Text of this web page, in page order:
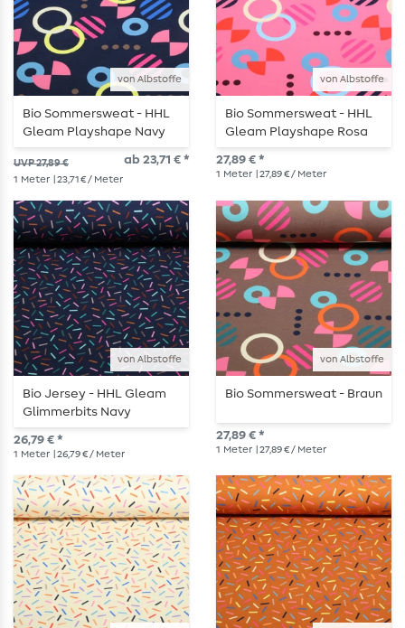
von Albstoffe
Bio Sommersweat - HHL
Gleam Playshape Navy
UVP 27,89 € ab 23,71 € *
1 Meter | 23,71 € / Meter
von Albstoffe
Bio Sommersweat - HHL
Gleam Playshape Rosa
27,89 € *
1 Meter | 27,89 € / Meter
von Albstoffe
Bio Jersey - HHL Gleam
Glimmerbits Navy
26,79 € *
1 Meter | 26,79 € / Meter
von Albstoffe
Bio Sommersweat - Braun
27,89 € *
1 Meter | 27,89 € / Meter